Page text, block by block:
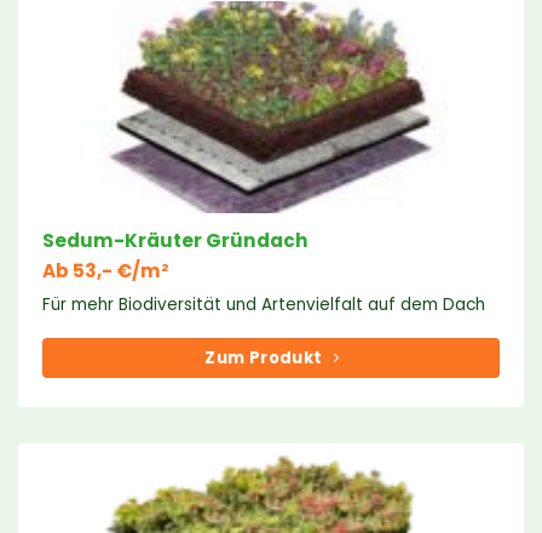
Sedum-Kräuter Gründach
Ab 53,- €/m²
Für mehr Biodiversität und Artenvielfalt auf dem Dach
Zum Produkt